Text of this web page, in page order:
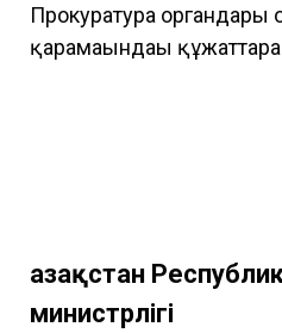
Прокуратура
қарамағындағы
Қазақстан
министрлігі